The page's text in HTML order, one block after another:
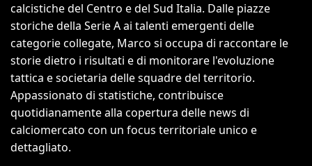
calcistiche del Centro e del Sud Italia. Dalle piazze
storiche della Serie A ai talenti emergenti delle
categorie collegate, Marco si occupa di raccontare le
storie dietro i risultati e di monitorare l'evoluzione
tattica e societaria delle squadre del territorio.
Appassionato di statistiche, contribuisce
quotidianamente alla copertura delle news di
calciomercato con un focus territoriale unico e
dettagliato.